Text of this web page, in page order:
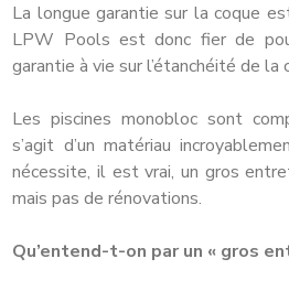
La longue garantie sur la coque
LPW Pools est donc fier de
garantie à vie sur l’étanchéité de la
Les piscines monobloc sont
s’agit d’un matériau
nécessite, il est vrai, un gros
mais pas de rénovations.
Qu’entend-t-on par un « gros